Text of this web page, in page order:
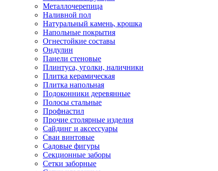
Металлочерепица
Наливной пол
Натуральный камень, крошка
Напольные покрытия
Огнестойкие составы
Ондулин
Панели стеновые
Плинтуса, уголки, наличники
Плитка керамическая
Плитка напольная
Подоконники деревянные
Полосы стальные
Профнастил
Прочие столярные изделия
Сайдинг и аксессуары
Сваи винтовые
Садовые фигуры
Секционные заборы
Сетки заборные